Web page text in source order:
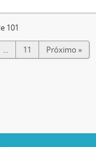
101
... 11 Próximo »